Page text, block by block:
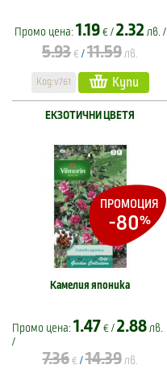
Промо цена: 1.19 € / 2.32 лв. /
5.93 € / 11.59 лв.
Код:v761 Купи
ПРОМОЦИЯ
-80%
ЕКЗОТИЧНИ ЦВЕТЯ
Камелия японика
Промо цена: 1.47 € / 2.88 лв.
/
7.36 € /14.39 лв.